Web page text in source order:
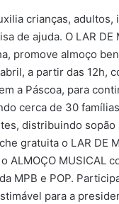
crianças, adultos,
de ajuda. O LAR DE
promove almoço
a partir das 12h,
a Páscoa, para
cerca de 30
distribuindo sopão
gratuita o LAR DE
ALMOÇO MUSICAL
MPB e POP.
para a